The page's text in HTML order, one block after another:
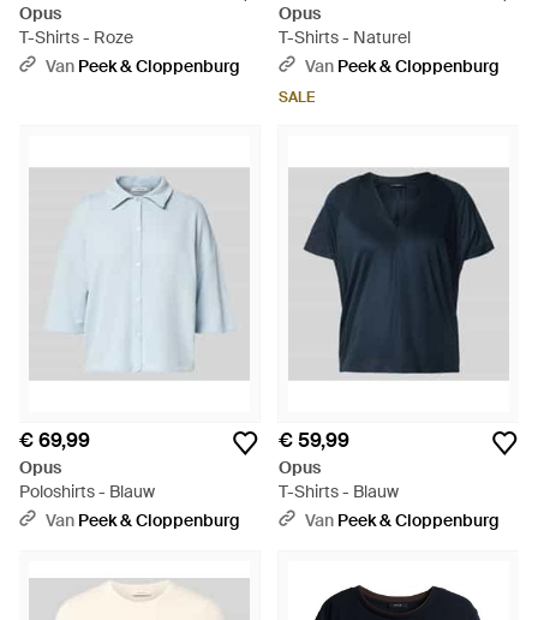
Opus
T-Shirts - Roze
Van Peek & Cloppenburg
Opus
T-Shirts - Naturel
Van Peek & Cloppenburg
SALE
€ 69,99
Opus
Poloshirts - Blauw
Van Peek & Cloppenburg
€ 59,99
Opus
T-Shirts - Blauw
Van Peek & Cloppenburg